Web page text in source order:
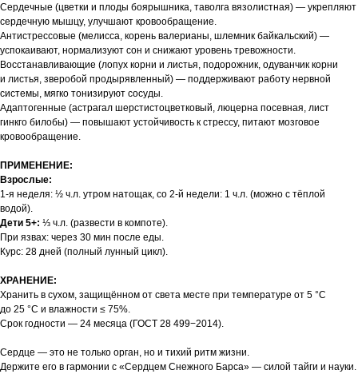
Сердечные (цветки и плоды боярышника, таволга вязолистная) — укрепляют
сердечную мышцу, улучшают кровообращение.
Антистрессовые (мелисса, корень валерианы, шлемник байкальский) —
успокаивают, нормализуют сон и снижают уровень тревожности.
Восстанавливающие (лопух корни и листья, подорожник, одуванчик корни
и листья, зверобой продырявленный) — поддерживают работу нервной
системы, мягко тонизируют сосуды.
Адаптогенные (астрагал шерстистоцветковый, люцерна посевная, лист
гинкго билобы) — повышают устойчивость к стрессу, питают мозговое
кровообращение.
ПРИМЕНЕНИЕ:
Взрослые:
1-я неделя: ½ ч.л. утром натощак, со 2-й недели: 1 ч.л. (можно с тёплой
водой).
Дети 5+: ⅓ ч.л. (развести в компоте).
При язвах: через 30 мин после еды.
Курс: 28 дней (полный лунный цикл).
ХРАНЕНИЕ:
Хранить в сухом, защищённом от света месте при температуре от 5 °C
до 25 °C и влажности ≤ 75%.
Срок годности — 24 месяца (ГОСТ 28 499−2014).
Сердце — это не только орган, но и тихий ритм жизни.
Держите его в гармонии с «Сердцем Снежного Барса» — силой тайги и науки.